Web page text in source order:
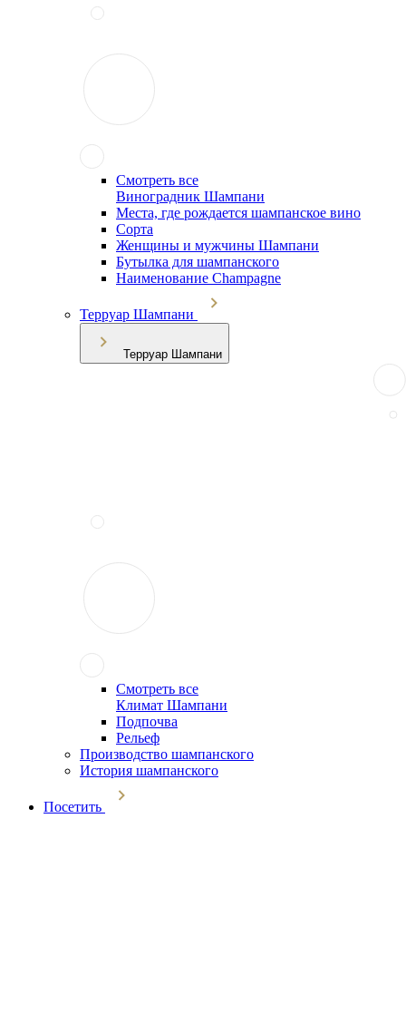
Смотреть все
Виноградник Шампани
Места, где рождается шампанское вино
Сорта
Женщины и мужчины Шампани
Бутылка для шампанского
Наименование Champagne
Терруар Шампани
Терруар Шампани
Смотреть все
Климат Шампани
Подпочва
Рельеф
Производство шампанского
История шампанского
Посетить